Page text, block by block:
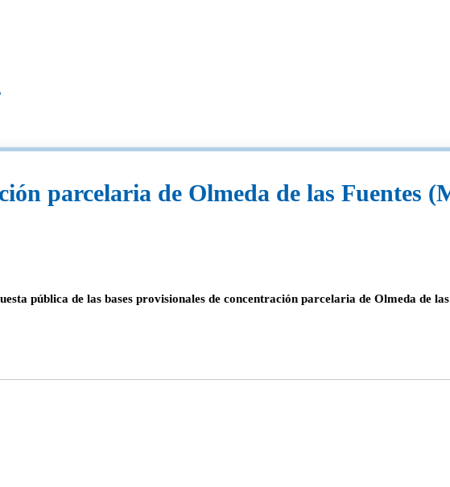
parcelaria de Olmeda de las Fuentes
pública de las bases provisionales de concentración parcelaria de Olmeda de